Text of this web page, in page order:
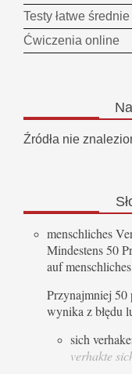
Testy łatwe
Ćwiczenia online
Źródła nie
menschliches
Mindestens 50
auf
Przynajmniej 50
wynika z błędu
sich
verhakte